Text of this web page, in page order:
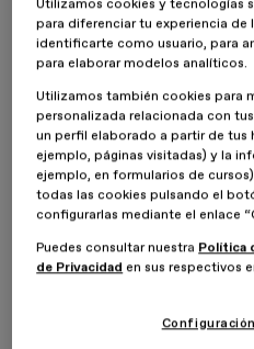
En este Máster
aprenderás a través
Learning by doing
contarás con el
que incluye los
Connect to Work y
visión estratégica
Utilizamos cookies y tecnologías
para diferenciar tu experiencia de
identificarte como usuario, para
para elaborar modelos analíticos.
Utilizamos también cookies para
personalizada relacionada con
un perfil elaborado a partir de
ejemplo, páginas visitadas) y la
ejemplo, en formularios de
todas las cookies pulsando el
configurarlas mediante el enlace
Puedes consultar nuestra Política
de Privacidad en sus respectivos